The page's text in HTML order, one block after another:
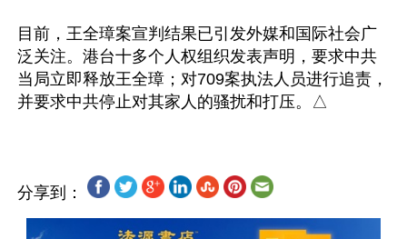
目前，王全璋案宣判结果已引发外媒和国际社会广
泛关注。港台十多个人权组织发表声明，要求中共
当局立即释放王全璋；对709案执法人员进行追责，
分享到：